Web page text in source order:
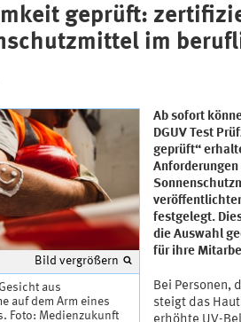
geprüft:
im
Bild vergrößern
aus
auf dem Arm eines
Foto: Medienzukunft
Ab sofort
DGUV Test
geprüft“
festgelegt.
die Auswahl
für ihre
Bei Personen,
steigt das